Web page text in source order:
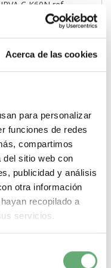
Acerca de las cookies
para personalizar
funciones de redes
compartimos
del sitio web con
publicidad y análisis
otra información
recopilado a
servicios.
C K60N ref.
de 9mm (medio
+
Nuevo